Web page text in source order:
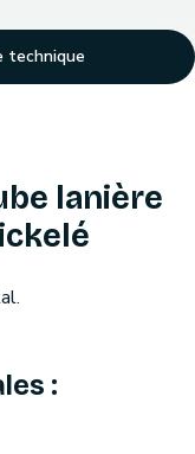
technique
lanière
: